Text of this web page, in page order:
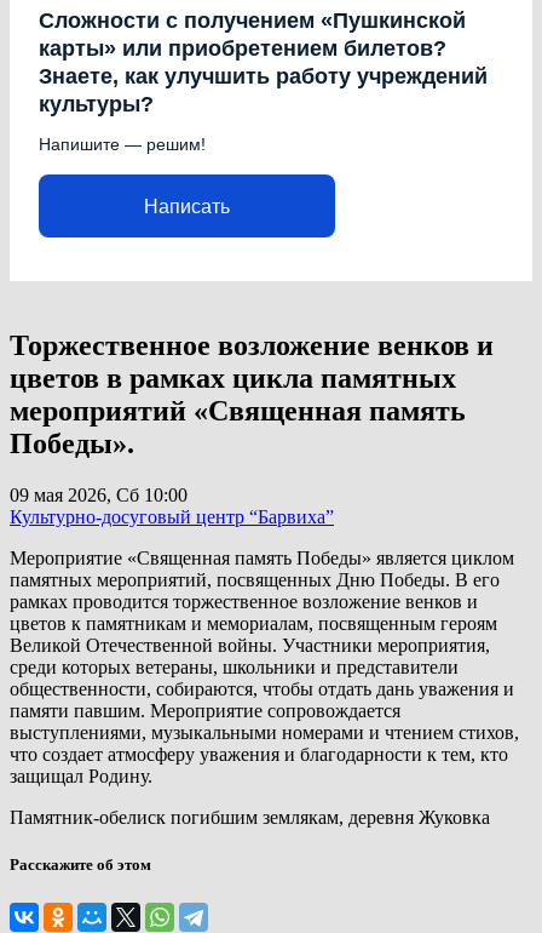
Сложности с получением «Пушкинской
карты» или приобретением билетов?
Знаете, как улучшить работу учреждений
культуры?
Напишите — решим!
Написать
Торжественное возложение венков и
цветов в рамках цикла памятных
мероприятий «Священная память
Победы».
09 мая 2026, Сб 10:00
Культурно-досуговый центр “Барвиха”
Мероприятие «Священная память Победы» является циклом
памятных мероприятий, посвященных Дню Победы. В его
рамках проводится торжественное возложение венков и
цветов к памятникам и мемориалам, посвященным героям
Великой Отечественной войны. Участники мероприятия,
среди которых ветераны, школьники и представители
общественности, собираются, чтобы отдать дань уважения и
памяти павшим. Мероприятие сопровождается
выступлениями, музыкальными номерами и чтением стихов,
что создает атмосферу уважения и благодарности к тем, кто
защищал Родину.
Памятник-обелиск погибшим землякам, деревня Жуковка
Расскажите об этом